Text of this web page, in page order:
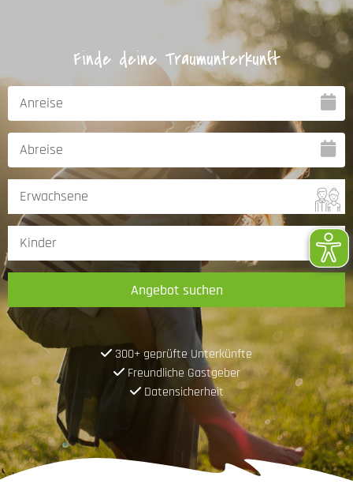
Finde deine Traumunterkunft
Angebot suchen
300+ geprüfte Unterkünfte
Freundliche Gastgeber
Datensicherheit